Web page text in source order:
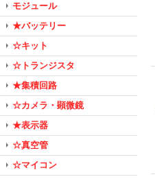
モジュール
★バッテリー
☆キット
☆トランジスタ
★集積回路
☆カメラ・顕微鏡
★表示器
☆真空管
☆マイコン